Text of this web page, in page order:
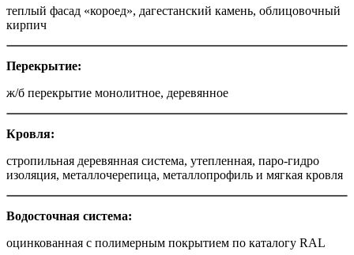
теплый фасад «короед», дагестанский камень, облицовочный
кирпич
Перекрытие:
ж/б перекрытие монолитное, деревянное
Кровля:
стропильная деревянная система, утепленная, паро-гидро
изоляция, металлочерепица, металлопрофиль и мягкая кровля
Водосточная система:
оцинкованная с полимерным покрытием по каталогу RAL